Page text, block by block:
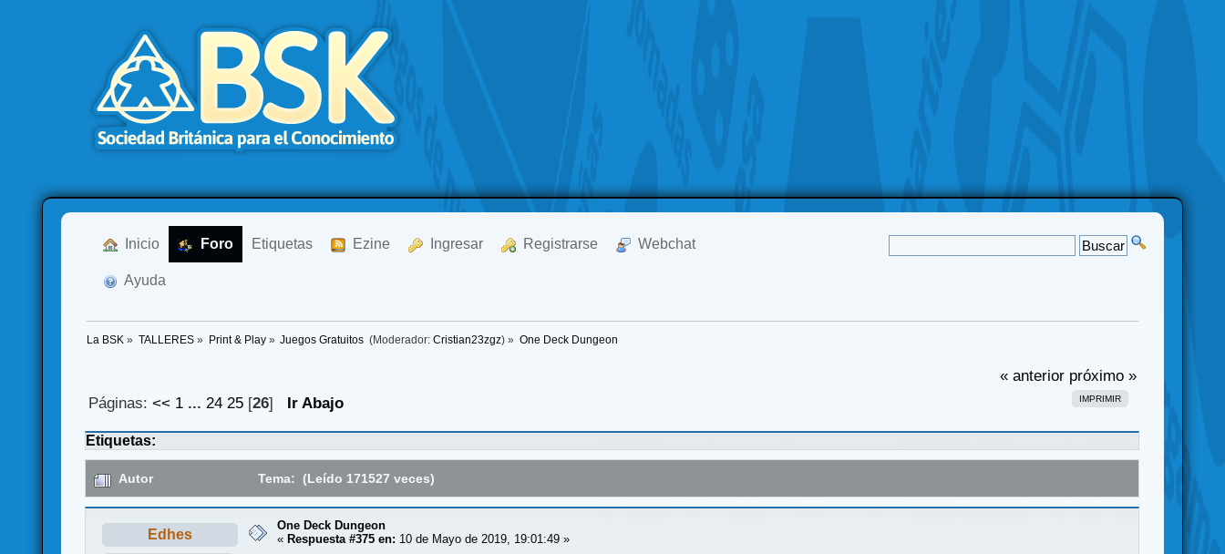
Inicio Foro Etiquetas Ezine Ingresar Registrarse Webchat
Ayuda
La BSK » TALLERES» Print & Play» Juegos Gratuitos (Moderador:Cristian23zgz) » One Deck Dungeon
« anterior próximo »
IMPRIMIR
Páginas: << 1 ... 24 25[26] Ir Abajo
Etiquetas:
Autor Tema: (Leído 171527 veces)
Edhes
One Deck Dungeon
« Respuesta #375 en: 10 de Mayo de 2019, 19:01:49 »